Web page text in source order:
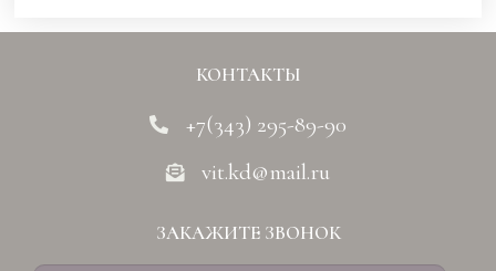
КОНТАКТЫ
+7(343) 295-89-90
vit.kd@mail.ru
ЗАКАЖИТЕ ЗВОНОК